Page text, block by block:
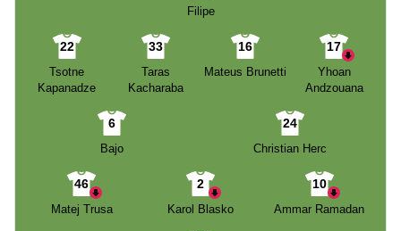
Filipe
22
Tsotne
Kapanadze
33
Taras
Kacharaba
16
Mateus Brunetti
17
Yhoan
Andzouana
6
Bajo
24
Christian Herc
46
Matej Trusa
2
Karol Blasko
10
Ammar Ramadan